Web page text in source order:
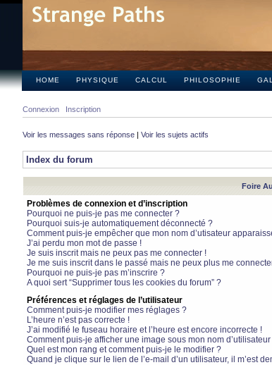
HOME PHYSIQUE CALCUL PHILOSOPHIE
Connexion Inscription
Voir les messages sans réponse | Voir les sujets actifs
Index du forum
Foire
Problèmes de connexion et d’inscription
Pourquoi ne puis-je pas me connecter ?
Pourquoi suis-je automatiquement déconnecté ?
Comment puis-je empêcher que mon nom d’utisateur
J’ai perdu mon mot de passe !
Je suis inscrit mais ne peux pas me connecter !
Je me suis inscrit dans le passé mais ne peux plus me
Pourquoi ne puis-je pas m’inscrire ?
A quoi sert “Supprimer tous les cookies du forum” ?
Préférences et réglages de l’utilisateur
Comment puis-je modifier mes réglages ?
L’heure n’est pas correcte !
J’ai modifié le fuseau horaire et l’heure est encore incorrecte !
Comment puis-je afficher une image sous mon nom d’utilisateur
Quel est mon rang et comment puis-je le modifier ?
Quand je clique sur le lien de l’e-mail d’un utilisateur, il m’est